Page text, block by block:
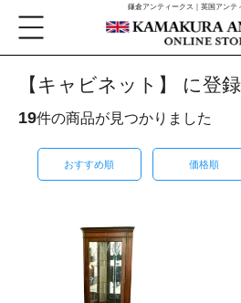
鎌倉アンティークス｜英国アンテ
【キャビネット】 に登
19件の商品が見つかりました
おすすめ順 価格順